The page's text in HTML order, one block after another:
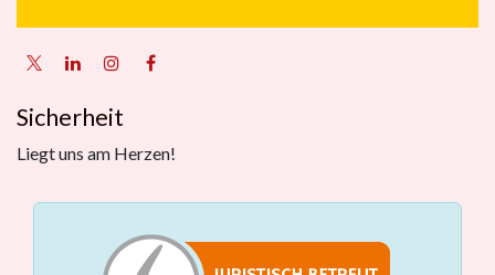
Sicherheit
Liegt uns am Herzen!